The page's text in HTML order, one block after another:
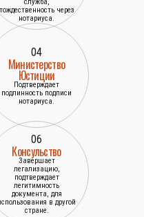
тождественность через
нотариуса.
04
Министерство
Юстиции
Подтверждает
подлинность подписи
нотариуса.
06
Консульство
Завершает
легализацию,
подтверждает
легитимность
документа, для
в другой
стране.